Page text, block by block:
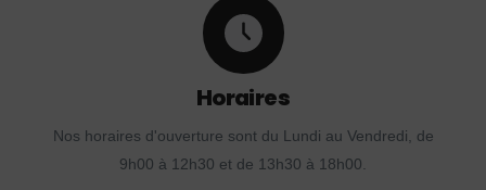
Horaires
Nos horaires d'ouverture sont du Lundi au Vendredi, de
9h00 à 12h30 et de 13h30 à 18h00.